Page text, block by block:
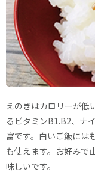
えのきはカロリーが低
るビタミンB1.B2、ナ
富です。白いご飯には
も使えます。お好みで
味しいです。